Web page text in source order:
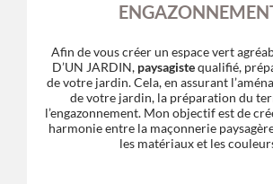
Afin de vous créer un espace vert
D’UN JARDIN, paysagistequalifié,
de votre jardin. Cela, en assurant
de votre jardin, la préparation du
l’engazonnement. Mon objectif est de
harmonie entre la maçonnerie
les matériaux et les